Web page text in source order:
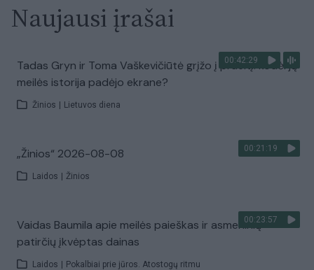
Naujausi įrašai
00:42:29
Tadas Gryn ir Toma Vaškevičiūtė grįžo į praeitį: kodėl jų
meilės istorija padėjo ekrane?
Žinios Lietuvos diena
00:21:19
„Žinios“ 2026-08-08
Laidos Žinios
00:23:57
Vaidas Baumila apie meilės paieškas ir asmeninių
patirčių įkvėptas dainas
Laidos Pokalbiai prie jūros. Atostogų ritmu